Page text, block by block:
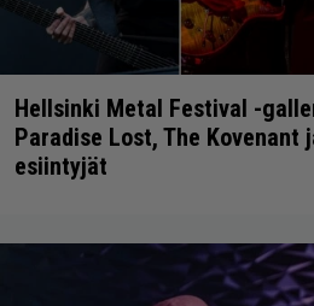
Hellsinki Metal Festival -
Paradise Lost, The Kovenant
esiintyjät